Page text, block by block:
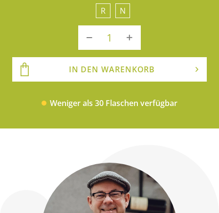
R N
IN DEN WARENKORB
Weniger als 30 Flaschen verfügbar